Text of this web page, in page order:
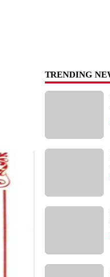
TRENDING